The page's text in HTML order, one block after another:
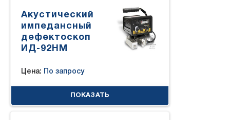
Акустический
импедансный
дефектоскоп
ИД-92НМ
Цена: По запросу
ПОКАЗАТЬ